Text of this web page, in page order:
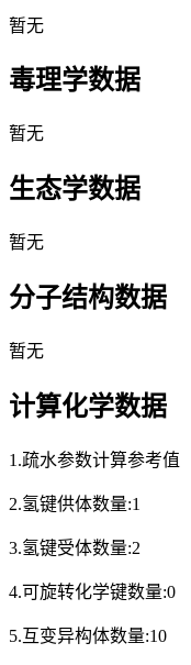
暂无
毒理学数据
暂无
生态学数据
暂无
分子结构数据
暂无
计算化学数据
1.疏水参数计算参考值
2.氢键供体数量:1
3.氢键受体数量:2
4.可旋转化学键数量:0
5.互变异构体数量:10